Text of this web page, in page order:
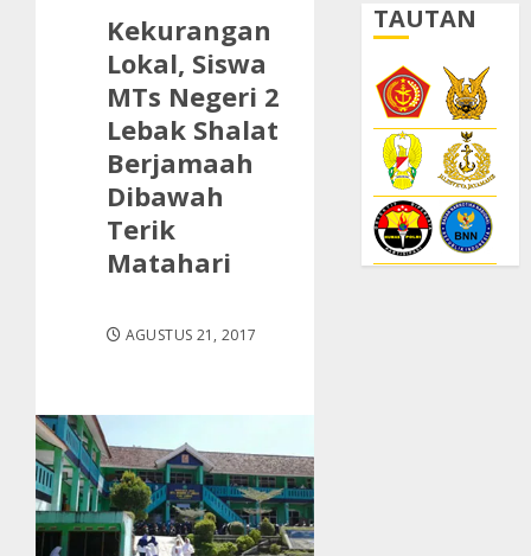
Kekurangan
Lokal, Siswa
MTs Negeri 2
Lebak Shalat
Berjamaah
Dibawah
Terik
Matahari
AGUSTUS 21, 2017
TAUTAN